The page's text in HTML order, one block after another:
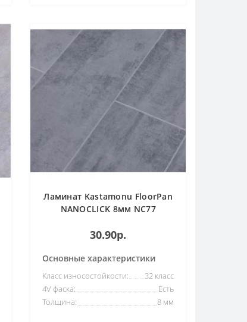
Ламинат Kastamonu FloorPan
NANOCLICK 8мм NC77
30.90р.
Основные характеристики
Класс износостойкости:
32 класс
4V фаска:
Есть
Толщина:
8 мм